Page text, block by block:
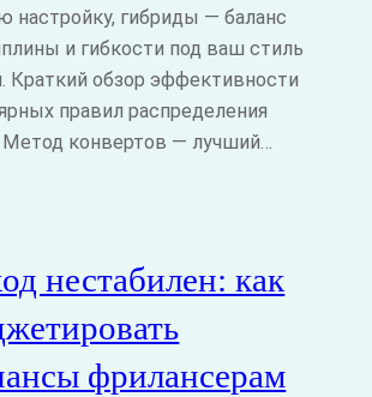
настройку, гибриды — баланс
и гибкости под ваш стиль
Краткий обзор эффективности
правил распределения
Метод конвертов — лучший…
нестабилен: как
фрилансерам